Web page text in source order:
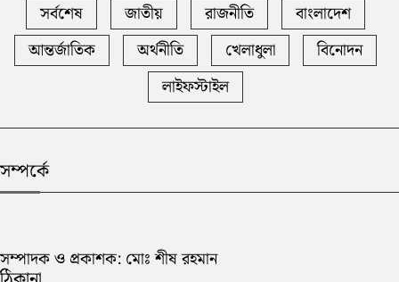
সর্বশেষ জাতীয় রাজনীতি
বাংলাদেশ
আন্তর্জাতিক
অর্থনীতি খেলাধুলা
বিনোদন
লাইফস্টাইল
সম্পর্কে
সম্পাদক ও প্রকাশক: মোঃ শীষ রহমান